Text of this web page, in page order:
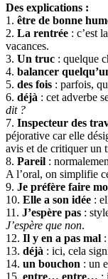
Des explications :
1. être de bonne
2. La rentrée : c’est
vacances.
3. Un truc : quelque
4. balancer
5. des fois : parfois,
6. déjà : cet adverbe
dit ?
7. Inspecteur des
péjorative car elle
avis et de critiquer un
8. Pareil :
A l’oral, on simplifie
9. Je préfère faire
10. Elle a son idée :
11. J’espère pas :
J’espère que non.
12. Il y en a pas mal
13. déjà : ici, cela
14. un bouchon : un
15. entre… entre… :